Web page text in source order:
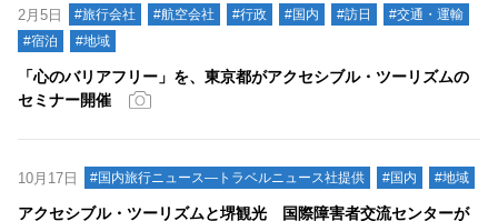
2月5日 #旅行会社 #航空会社 #行政 #国内 #訪日
#交通・運輸
#宿泊
#地域
「心のバリアフリー」を、東京都がアクセシブル・ツーリズムの
セミナー開催
10月17日 #国内旅行ニュース―トラベルニュース社提供 #国内 #地域
アクセシブル・ツーリズムと堺観光 国際障害者交流センターが